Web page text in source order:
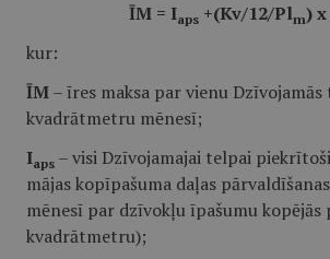
ĪM = Iaps+(Kv/12/Plm)
kur:
ĪM– īres maksa par vienu
kvadrātmetru mēnesī;
Iaps – visi Dzīvojamajai telpai
mājas kopīpašuma daļas
mēnesī par dzīvokļu īpašumu kopējās
kvadrātmetru);